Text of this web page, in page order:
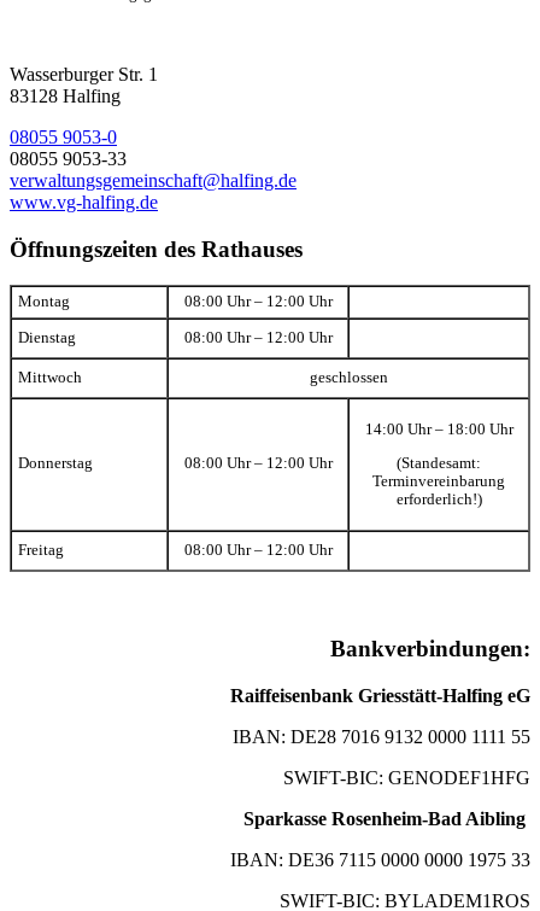
Wasserburger Str. 1
83128 Halfing
08055 9053-0
08055 9053-33
verwaltungsgemeinschaft@halfing.de
www.vg-halfing.de
Öffnungszeiten des Rathauses
Montag 08:00 Uhr – 12:00 Uhr
Dienstag 08:00 Uhr – 12:00 Uhr
Mittwoch geschlossen
Donnerstag 08:00 Uhr – 12:00 Uhr
14:00 Uhr – 18:00 Uhr
(Standesamt:
Terminvereinbarung
erforderlich!)
Freitag 08:00 Uhr – 12:00 Uhr
Bankverbindungen:
Raiffeisenbank Griesstätt-Halfing eG
IBAN: DE28 7016 9132 0000 1111 55
SWIFT-BIC: GENODEF1HFG
Sparkasse Rosenheim-Bad Aibling
IBAN: DE36 7115 0000 0000 1975 33
SWIFT-BIC: BYLADEM1ROS